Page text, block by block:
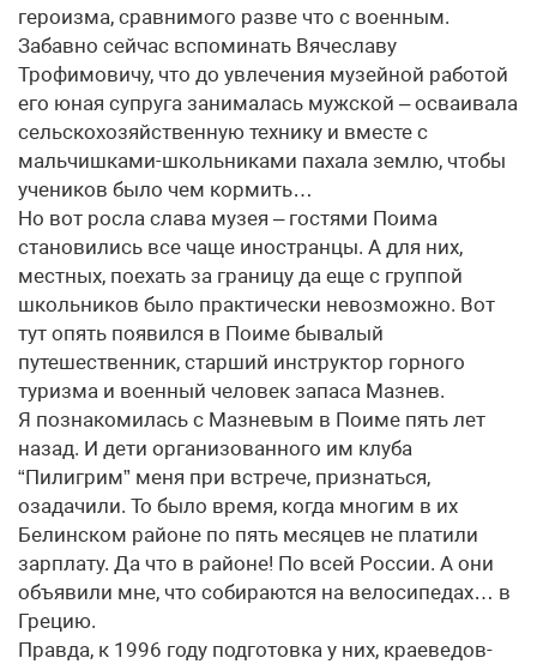
героизма, сравнимого разве что с военным.
Забавно сейчас вспоминать Вячеславу
Трофимовичу, что до увлечения музейной работой
его юная супруга занималась мужской – осваивала
сельскохозяйственную технику и вместе с
мальчишками-школьниками пахала землю, чтобы
учеников было чем кормить…
Но вот росла слава музея – гостями Поима
становились все чаще иностранцы. А для них,
местных, поехать за границу да еще с группой
школьников было практически невозможно. Вот
тут опять появился в Поиме бывалый
путешественник, старший инструктор горного
туризма и военный человек запаса Мазнев.
Я познакомилась с Мазневым в Поиме пять лет
назад. И дети организованного им клуба
“Пилигрим” меня при встрече, признаться,
озадачили. То было время, когда многим в их
Белинском районе по пять месяцев не платили
зарплату. Да что в районе! По всей России. А они
объявили мне, что собираются на велосипедах… в
Грецию.
Правда, к 1996 году подготовка у них, краеведов-